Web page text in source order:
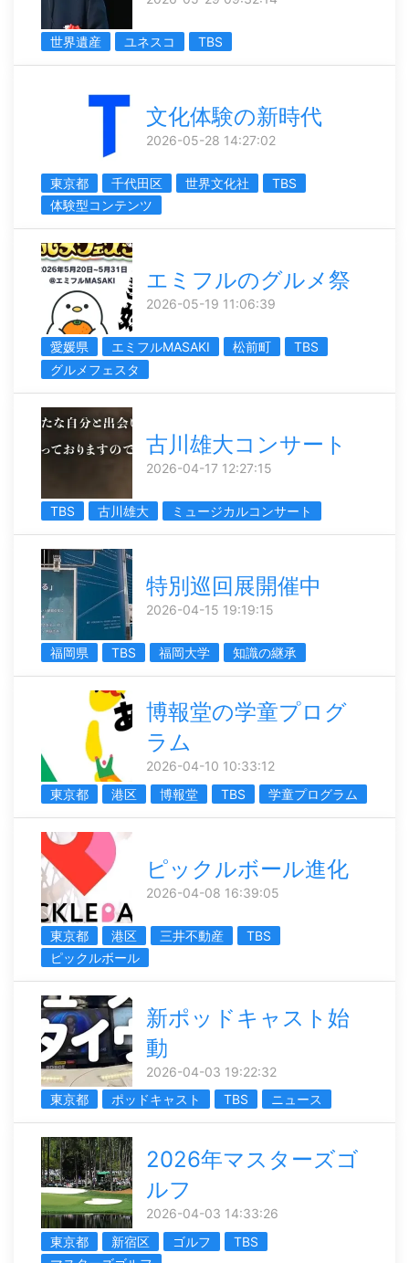
世界遺産 ユネスコ TBS
文化体験の新時代
2026-05-28 14:27:02
東京都 千代田区 世界文化社
TBS
体験型コンテンツ
エミフルのグルメ祭
2026-05-19 11:06:39
愛媛県 エミフルMASAKI 松前町
TBS
グルメフェスタ
古川雄大コンサート
2026-04-17 12:27:15
TBS 古川雄大 ミュージカルコンサート
特別巡回展開催中
2026-04-15 19:19:15
福岡県 TBS 福岡大学 知識の継承
博報堂の学童プログ
ラム
2026-04-10 10:33:12
東京都
港区 博報堂 TBS 学童プログラム
ピックルボール進化
2026-04-08 16:39:05
東京都 港区 三井不動産
TBS
ピックルボール
新ポッドキャスト始
動
2026-04-03 19:22:32
東京都
ポッドキャスト TBS ニュース
2026年マスターズゴ
ルフ
2026-04-03 14:33:26
東京都
新宿区 ゴルフ
TBS